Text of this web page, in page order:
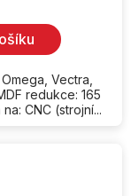
Vectra,
redukce: 165
CNC (strojní...